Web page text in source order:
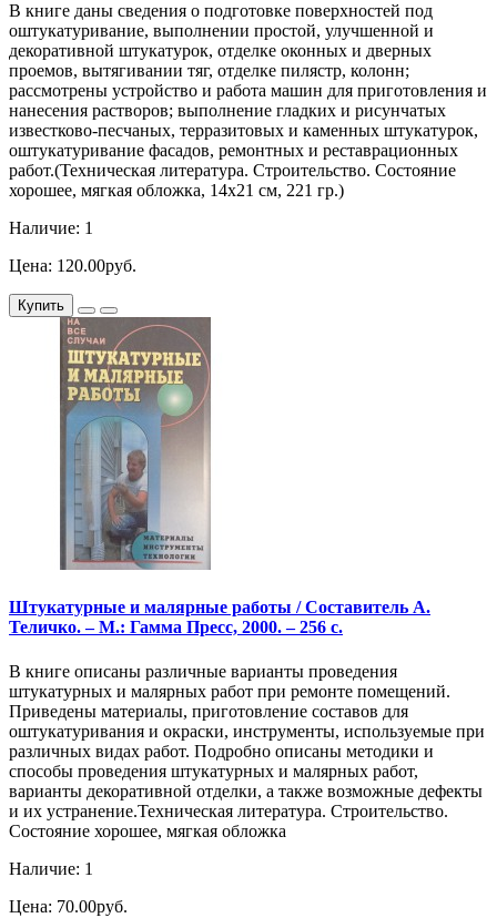
В книге даны сведения о подготовке поверхностей под
оштукатуривание, выполнении простой, улучшенной и
декоративной штукатурок, отделке оконных и дверных
проемов, вытягивании тяг, отделке пилястр, колонн;
рассмотрены устройство и работа машин для приготовления и
нанесения растворов; выполнение гладких и рисунчатых
известково-песчаных, терразитовых и каменных штукатурок,
оштукатуривание фасадов, ремонтных и реставрационных
работ.(Техническая литература. Строительство. Состояние
хорошее, мягкая обложка, 14х21 см, 221 гр.)
Наличие: 1
Цена: 120.00руб.
Купить
Штукатурные и малярные работы / Составитель А.
Теличко. – М.: Гамма Пресс, 2000. – 256 с.
В книге описаны различные варианты проведения
штукатурных и малярных работ при ремонте помещений.
Приведены материалы, приготовление составов для
оштукатуривания и окраски, инструменты, используемые при
различных видах работ. Подробно описаны методики и
способы проведения штукатурных и малярных работ,
варианты декоративной отделки, а также возможные дефекты
и их устранение.Техническая литература. Строительство.
Состояние хорошее, мягкая обложка
Наличие: 1
Цена: 70.00руб.